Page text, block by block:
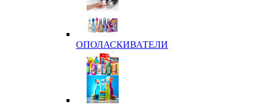
ОПОЛАСКИВАТЕЛИ